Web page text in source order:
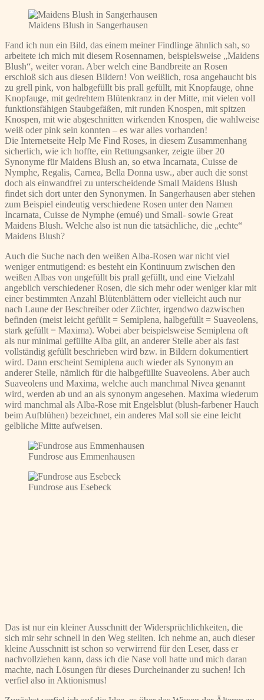
Maidens Blush in Sangerhausen
Fand ich nun ein Bild, das einem meiner Findlinge ähnlich sah, so
arbeitete ich mich mit diesem Rosennamen, beispielsweise „Maidens
Blush“, weiter voran. Aber welch eine Bandbreite an Rosen
erschloß sich aus diesen Bildern! Von weißlich, rosa angehaucht bis
zu grell pink, von halbgefüllt bis prall gefüllt, mit Knopfauge, ohne
Knopfauge, mit gedrehtem Blütenkranz in der Mitte, mit vielen voll
funktionsfähigen Staubgefäßen, mit runden Knospen, mit spitzen
Knospen, mit wie abgeschnitten wirkenden Knospen, die wahlweise
weiß oder pink sein konnten – es war alles vorhanden!
Die Internetseite Help Me Find Roses, in diesem Zusammenhang
sicherlich, wie ich hoffte, ein Rettungsanker, zeigte über 20
Synonyme für Maidens Blush an, so etwa Incarnata, Cuisse de
Nymphe, Regalis, Carnea, Bella Donna usw., aber auch die sonst
doch als einwandfrei zu unterscheidende Small Maidens Blush
findet sich dort unter den Synonymen. In Sangerhausen aber stehen
zum Beispiel eindeutig verschiedene Rosen unter den Namen
Incarnata, Cuisse de Nymphe (emué) und Small- sowie Great
Maidens Blush. Welche also ist nun die tatsächliche, die „echte“
Maidens Blush?
Auch die Suche nach den weißen Alba-Rosen war nicht viel
weniger entmutigend: es besteht ein Kontinuum zwischen den
weißen Albas von ungefüllt bis prall gefüllt, und eine Vielzahl
angeblich verschiedener Rosen, die sich mehr oder weniger klar mit
einer bestimmten Anzahl Blütenblättern oder vielleicht auch nur
nach Laune der Beschreiber oder Züchter, irgendwo dazwischen
befinden (meist leicht gefüllt = Semiplena, halbgefüllt = Suaveolens,
stark gefüllt = Maxima). Wobei aber beispielsweise Semiplena oft
als nur minimal gefüllte Alba gilt, an anderer Stelle aber als fast
vollständig gefüllt beschrieben wird bzw. in Bildern dokumentiert
wird. Dann erscheint Semiplena auch wieder als Synonym an
anderer Stelle, nämlich für die halbgefüllte Suaveolens. Aber auch
Suaveolens und Maxima, welche auch manchmal Nivea genannt
wird, werden ab und an als synonym angesehen. Maxima wiederum
wird manchmal als Alba-Rose mit Engelsblut (blush-farbener Hauch
beim Aufblühen) bezeichnet, ein anderes Mal soll sie eine leicht
gelbliche Mitte aufweisen.
Fundrose aus Emmenhausen
Fundrose aus Esebeck
Das ist nur ein kleiner Ausschnitt der Widersprüchlichkeiten, die
sich mir sehr schnell in den Weg stellten. Ich nehme an, auch dieser
kleine Ausschnitt ist schon so verwirrend für den Leser, dass er
nachvollziehen kann, dass ich die Nase voll hatte und mich daran
machte, nach Lösungen für dieses Durcheinander zu suchen! Ich
verfiel also in Aktionismus!